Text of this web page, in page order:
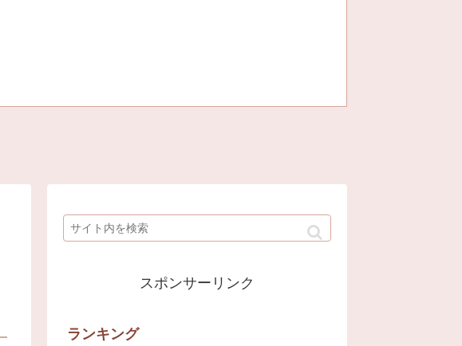
スポンサーリンク
ランキング